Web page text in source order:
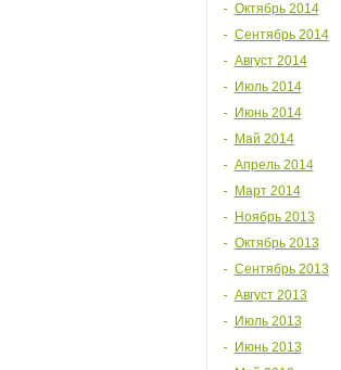
Октябрь 2014
Сентябрь 2014
Август 2014
Июль 2014
Июнь 2014
Май 2014
Апрель 2014
Март 2014
Ноябрь 2013
Октябрь 2013
Сентябрь 2013
Август 2013
Июль 2013
Июнь 2013